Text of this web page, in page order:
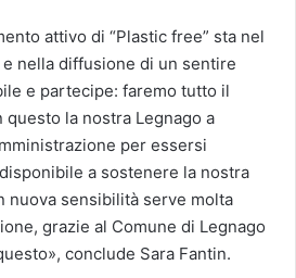
attivo di “Plastic free” sta nel
nella diffusione di un sentire
e partecipe: faremo tutto il
la nostra Legnago a
per essersi
a sostenere la nostra
nuova sensibilità serve molta
grazie al Comune di Legnago
conclude Sara Fantin.